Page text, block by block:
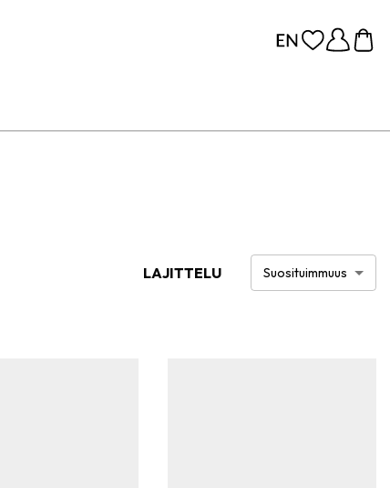
LAJITTELU Suosituimmuus